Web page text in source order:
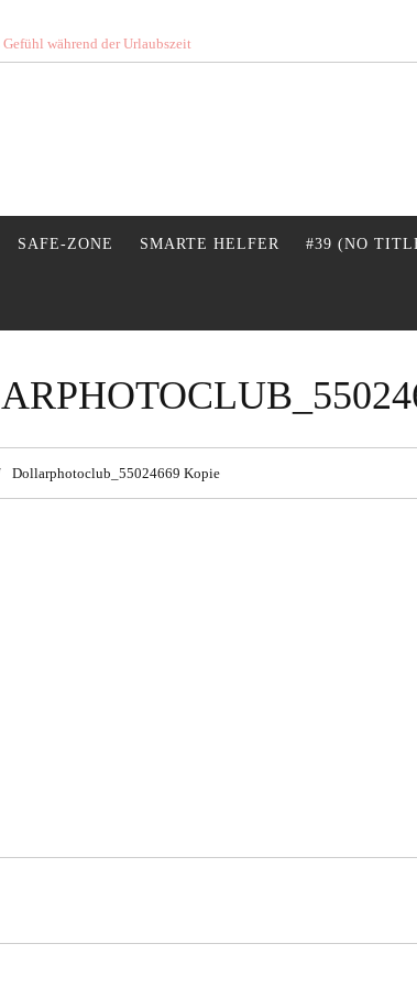
während der Urlaubszeit
SAFE-ZONE SMARTE HELFER #39 (NO
Dollarphotoclub_55024669 Kopie